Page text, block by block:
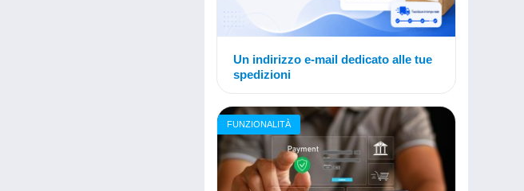
Un indirizzo e-mail dedicato alle tue
spedizioni
FUNZIONALITÀ